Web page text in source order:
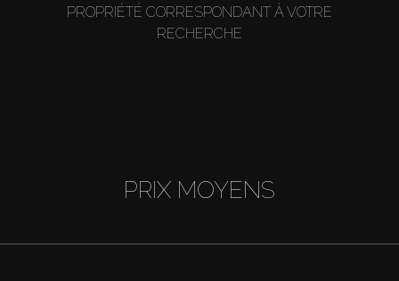
PROPRIÉTÉ CORRESPONDANT À VOTRE
RECHERCHE
PRIX MOYENS